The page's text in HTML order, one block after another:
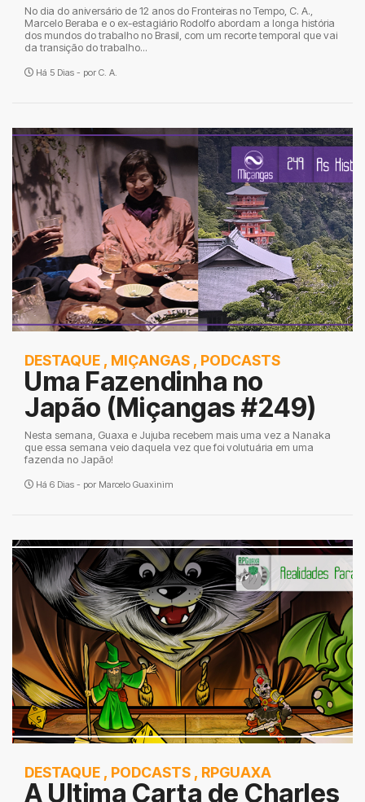
No dia do aniversário de 12 anos do Fronteiras no Tempo, C. A.,
Marcelo Beraba e o ex-estagiário Rodolfo abordam a longa história
dos mundos do trabalho no Brasil, com um recorte temporal que vai
da transição do trabalho...
Há 5 Dias - por C. A.
DESTAQUE , MIÇANGAS , PODCASTS
Uma Fazendinha no
Japão (Miçangas #249)
Nesta semana, Guaxa e Jujuba recebem mais uma vez a Nanaka
que essa semana veio daquela vez que foi volutuária em uma
fazenda no Japão!
Há 6 Dias - por Marcelo Guaxinim
DESTAQUE , PODCASTS , RPGUAXA
A Ultima Carta de Charles